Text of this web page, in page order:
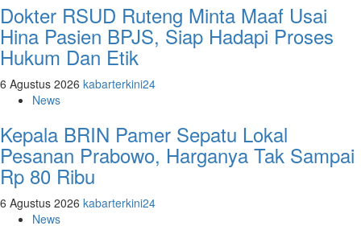
Dokter RSUD Ruteng Minta Maaf Usai
Hina Pasien BPJS, Siap Hadapi Proses
Hukum Dan Etik
6 Agustus 2026 kabarterkini24
News
Kepala BRIN Pamer Sepatu Lokal
Pesanan Prabowo, Harganya Tak Sampai
Rp 80 Ribu
6 Agustus 2026 kabarterkini24
News